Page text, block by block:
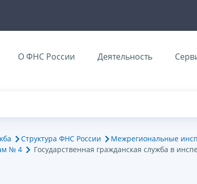
О ФНС России Деятельность
Структура ФНС России
Межрегиональные
№ 4
Государственная гражданская служба в